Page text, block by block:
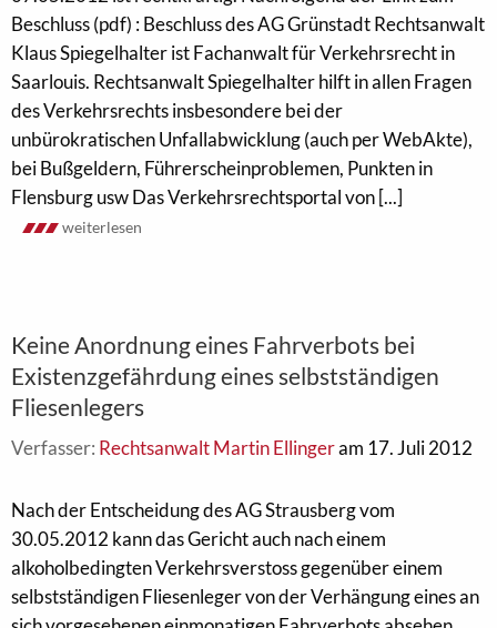
Beschluss (pdf) : Beschluss des AG Grünstadt Rechtsanwalt
Klaus Spiegelhalter ist Fachanwalt für Verkehrsrecht in
Saarlouis. Rechtsanwalt Spiegelhalter hilft in allen Fragen
des Verkehrsrechts insbesondere bei der
unbürokratischen Unfallabwicklung (auch per WebAkte),
bei Bußgeldern, Führerscheinproblemen, Punkten in
Flensburg usw Das Verkehrsrechtsportal von [...]
weiterlesen
Keine Anordnung eines Fahrverbots bei
Existenzgefährdung eines selbstständigen
Fliesenlegers
Verfasser: Rechtsanwalt Martin Ellingeram 17. Juli 2012
Nach der Entscheidung des AG Strausberg vom
30.05.2012 kann das Gericht auch nach einem
alkoholbedingten Verkehrsverstoss gegenüber einem
selbstständigen Fliesenleger von der Verhängung eines an